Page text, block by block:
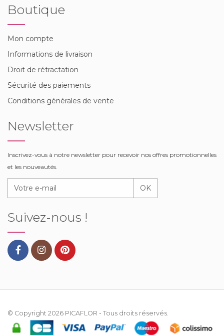
Boutique
Mon compte
Informations de livraison
Droit de rétractation
Sécurité des paiements
Conditions générales de vente
Newsletter
Inscrivez-vous à notre newsletter pour recevoir nos offres promotionnelles
et les nouveautés.
OK
Suivez-nous !
© Copyright 2026 PICAFLOR - Tous droits réservés.